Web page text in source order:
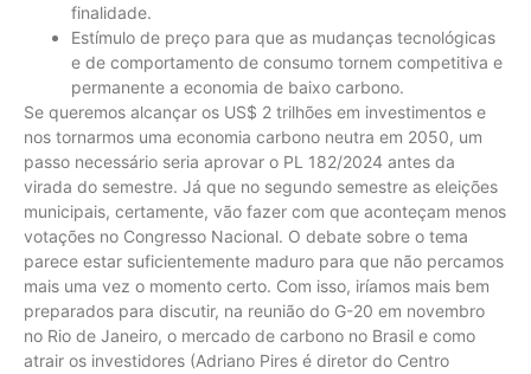
finalidade.
Estímulo de preço para que as mudanças tecnológicas
e de comportamento de consumo tornem competitiva e
permanente a economia de baixo carbono.
Se queremos alcançar os US$ 2 trilhões em investimentos e
nos tornarmos uma economia carbono neutra em 2050, um
passo necessário seria aprovar o PL 182/2024 antes da
virada do semestre. Já que no segundo semestre as eleições
municipais, certamente, vão fazer com que aconteçam menos
votações no Congresso Nacional. O debate sobre o tema
parece estar suficientemente maduro para que não percamos
mais uma vez o momento certo. Com isso, iríamos mais bem
preparados para discutir, na reunião do G-20 em novembro
no Rio de Janeiro, o mercado de carbono no Brasil e como
atrair os investidores (Adriano Pires é diretor do Centro